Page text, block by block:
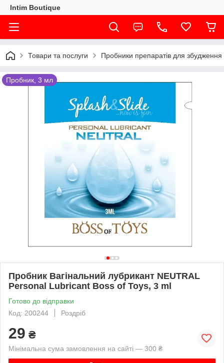
Intim Boutique
Товари та послуги Пробники препаратів для збудження
Пробник, 3 мл
Пробник Вагінальний лубрикант NEUTRAL
Personal Lubricant Boss of Toys, 3 ml
Готово до відправки
Код: 200244
Роздріб
29 ₴
Мінімальна сума замовлення на сайті — 300 ₴